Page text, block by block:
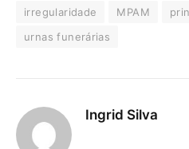
irregularidade MPAM
urnas funerárias
Ingrid Silva